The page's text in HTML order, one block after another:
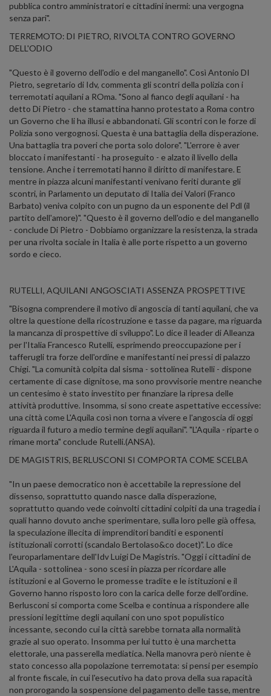
pubblica contro amministratori e cittadini inermi: una vergogna
senza pari".
TERREMOTO: DI PIETRO, RIVOLTA CONTRO GOVERNO
DELL'ODIO
"Questo è il governo dell'odio e del manganello". Così Antonio DI
Pietro, segretario di Idv, commenta gli scontri della polizia con i
terremotati aquilani a ROma. "Sono al fianco degli aquilani - ha
detto Di Pietro - che stamattina hanno protestato a Roma contro
un Governo che li ha illusi e abbandonati. Gli scontri con le forze di
Polizia sono vergognosi. Questa è una battaglia della disperazione.
Una battaglia tra poveri che porta solo dolore". "L'errore è aver
bloccato i manifestanti - ha proseguito - e alzato il livello della
tensione. Anche i terremotati hanno il diritto di manifestare. E
mentre in piazza alcuni manifestanti venivano feriti durante gli
scontri, in Parlamento un deputato di Italia dei Valori (Franco
Barbato) veniva colpito con un pugno da un esponente del Pdl (il
partito dell'amore)". "Questo è il governo dell'odio e del manganello
- conclude Di Pietro - Dobbiamo organizzare la resistenza, la strada
per una rivolta sociale in Italia è alle porte rispetto a un governo
sordo e cieco.
RUTELLI, AQUILANI ANGOSCIATI ASSENZA PROSPETTIVE
"Bisogna comprendere il motivo di angoscia di tanti aquilani, che va
oltre la questione della ricostruzione e tasse da pagare, ma riguarda
la mancanza di prospettive di sviluppo". Lo dice il leader di Alleanza
per l'Italia Francesco Rutelli, esprimendo preoccupazione per i
tafferugli tra forze dell'ordine e manifestanti nei pressi di palazzo
Chigi. "La comunità colpita dal sisma - sottolinea Rutelli - dispone
certamente di case dignitose, ma sono provvisorie mentre neanche
un centesimo è stato investito per finanziare la ripresa delle
attività produttive. Insomma, si sono create aspettative eccessive:
una città come L'Aquila così non torna a vivere e l'angoscia di oggi
riguarda il futuro a medio termine degli aquilani". "L'Aquila - riparte o
rimane morta" conclude Rutelli.(ANSA).
DE MAGISTRIS, BERLUSCONI SI COMPORTA COME SCELBA
"In un paese democratico non è accettabile la repressione del
dissenso, soprattutto quando nasce dalla disperazione,
soprattutto quando vede coinvolti cittadini colpiti da una tragedia i
quali hanno dovuto anche sperimentare, sulla loro pelle già offesa,
la speculazione illecita di imprenditori banditi e esponenti
istituzionali corrotti (scandalo Bertolaso&co docet)". Lo dice
l'europarlamentare dell'Idv Luigi De Magistris. "Oggi i cittadini de
L'Aquila - sottolinea - sono scesi in piazza per ricordare alle
istituzioni e al Governo le promesse tradite e le istituzioni e il
Governo hanno risposto loro con la carica delle forze dell'ordine.
Berlusconi si comporta come Scelba e continua a rispondere alle
pressioni legittime degli aquilani con uno spot populistico
incessante, secondo cui la città sarebbe tornata alla normalità
grazie al suo operato. Insomma per lui tutto è una marchetta
elettorale, una passerella mediatica. Nella manovra però niente è
stato concesso alla popolazione terremotata: si pensi per esempio
al fronte fiscale, in cui l'esecutivo ha dato prova della sua rapacità
non prorogando la sospensione del pagamento delle tasse, mentre